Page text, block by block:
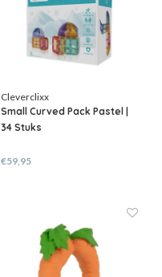
Cleverclixx
Small Curved Pack Pastel |
34 Stuks
€59,95